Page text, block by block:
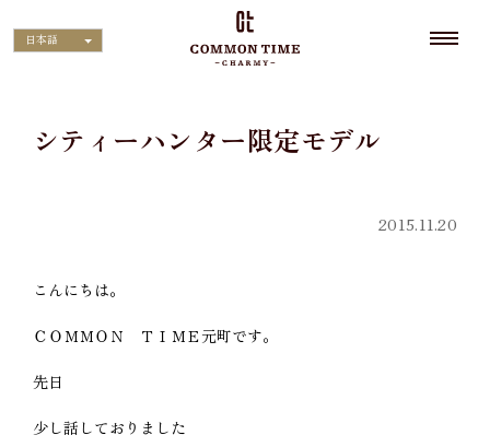
日本語
シティーハンター限定モデル
2015.11.20
こんにちは。
ＣＯＭＭＯＮ ＴＩＭＥ元町です。
先日
少し話しておりました